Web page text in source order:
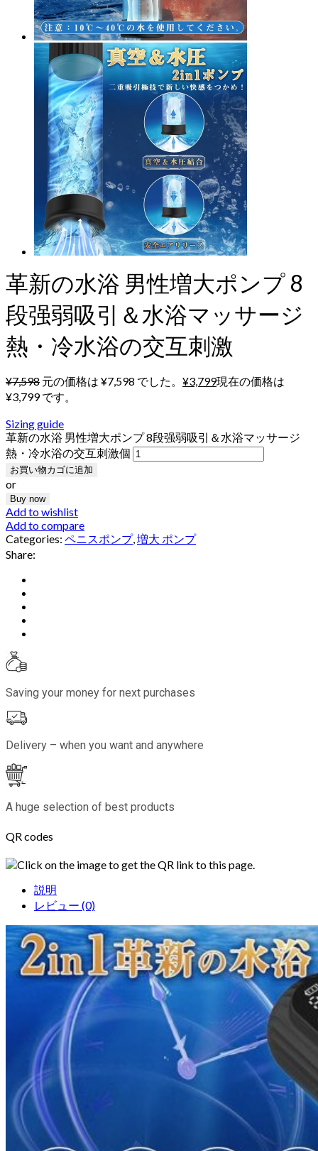
革新の水浴 男性増大ポンプ 8
段强弱吸引＆水浴マッサージ
熱・冷水浴の交互刺激
¥7,598 元の価格は ¥7,598 でした。 ¥3,799現在の価格は
¥3,799 です。
Sizing guide
革新の水浴 男性増大ポンプ 8段强弱吸引＆水浴マッサージ
熱・冷水浴の交互刺激個
お買い物カゴに追加
or
Buy now
Add to wishlist
Add to compare
Categories: ペニスポンプ,増大 ポンプ
Share:
Saving your money for next purchases
Delivery – when you want and anywhere
A huge selection of best products
QR codes
Click on the image to get the QR link to this page.
説明
レビュー (0)